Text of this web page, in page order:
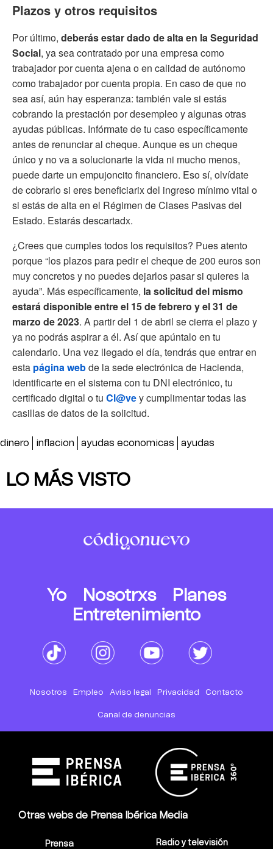
Plazos y otros requisitos
Por último, deberás estar dado de alta en la Seguridad
Social, ya sea contratado por una empresa como
trabajador por cuenta ajena o en calidad de autónomo
como trabajador por cuenta propia. En caso de que no
sea así, aún hay esperanza: también vale si estás
cobrando la prestación por desempleo y algunas otras
ayudas públicas. Infórmate de tu caso específicamente
antes de renunciar al cheque. Aunque es un cheque
único y no va a solucionarte la vida ni mucho menos,
puede darte un empujoncito financiero. Eso sí, olvídate
de cobrarlo si eres beneficiarix del ingreso mínimo vital o
si estás de alta en el Régimen de Clases Pasivas del
Estado. Estarás descartadx.
¿Crees que cumples todos los requisitos? Pues atento
porque “los plazos para pedir el cheque de 200 euros son
muy concretos y no puedes dejarlos pasar si quieres la
ayuda”. Más específicamente, la solicitud del mismo
estará disponible entre el 15 de febrero y el 31 de
marzo de 2023. A partir del 1 de abril se cierra el plazo y
ya no podrás aspirar a él. Así que apúntalo en tu
calendario. Una vez llegado el día, tendrás que entrar en
esta página webde la sede electrónica de Hacienda,
identificarte en el sistema con tu DNI electrónico, tu
certificado digital o tu Cl@vey cumplimentar todas las
casillas de datos de la solicitud.
dinero inflacion ayudas economicas ayudas
LO MÁS VISTO
Yo Nosotrxs
Planes
Entretenimiento
Nosotros Empleo Aviso legal Privacidad Contacto
Canal de denuncias
Otras webs de Prensa Ibérica Media
Prensa Radio y televisión